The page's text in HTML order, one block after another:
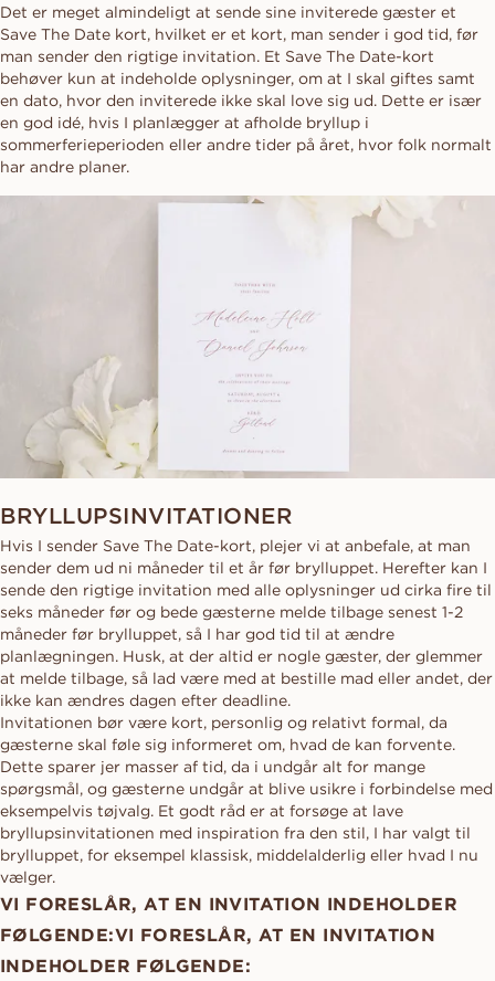
Det er meget almindeligt at sende sine inviterede gæster et
Save The Date kort, hvilket er et kort, man sender i god tid, før
man sender den rigtige invitation. Et Save The Date-kort
behøver kun at indeholde oplysninger, om at I skal giftes samt
en dato, hvor den inviterede ikke skal love sig ud. Dette er især
en god idé, hvis I planlægger at afholde bryllup i
sommerferieperioden eller andre tider på året, hvor folk normalt
har andre planer.
BRYLLUPSINVITATIONER
Hvis I sender Save The Date-kort, plejer vi at anbefale, at man
sender dem ud ni måneder til et år før brylluppet. Herefter kan I
sende den rigtige invitation med alle oplysninger ud cirka fire til
seks måneder før og bede gæsterne melde tilbage senest 1-2
måneder før brylluppet, så I har god tid til at ændre
planlægningen. Husk, at der altid er nogle gæster, der glemmer
at melde tilbage, så lad være med at bestille mad eller andet, der
ikke kan ændres dagen efter deadline.
Invitationen bør være kort, personlig og relativt formal, da
gæsterne skal føle sig informeret om, hvad de kan forvente.
Dette sparer jer masser af tid, da i undgår alt for mange
spørgsmål, og gæsterne undgår at blive usikre i forbindelse med
eksempelvis tøjvalg. Et godt råd er at forsøge at lave
bryllupsinvitationen med inspiration fra den stil, I har valgt til
brylluppet, for eksempel klassisk, middelalderlig eller hvad I nu
vælger.
VI FORESLÅR, AT EN INVITATION INDEHOLDER
FØLGENDE:VI FORESLÅR, AT EN INVITATION
INDEHOLDER FØLGENDE: